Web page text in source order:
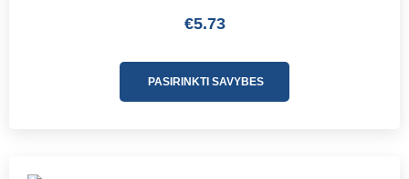
€5.73
PASIRINKTI SAVYBES